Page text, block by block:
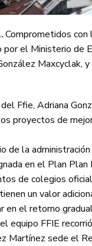
Comprometidos
el Ministerio de
Maxcyclak,
Ffie, Adriana
proyectos de
de la
en el Plan
de colegios
un valor
en el retorno
equipo FFIE
Martínez sede el